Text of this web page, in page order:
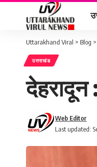
Uttarakhand Viral > Blog
उत्तराखंड
देहरादून
Last updated:
Web Editor